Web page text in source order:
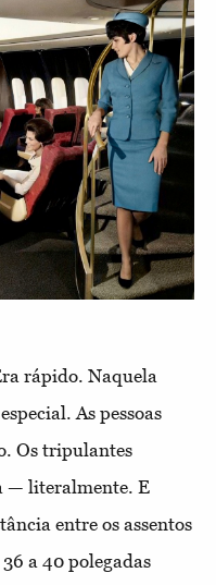
rápido. Naquela
As pessoas
Os tripulantes
— literalmente. E
entre os assentos
a 40 polegadas